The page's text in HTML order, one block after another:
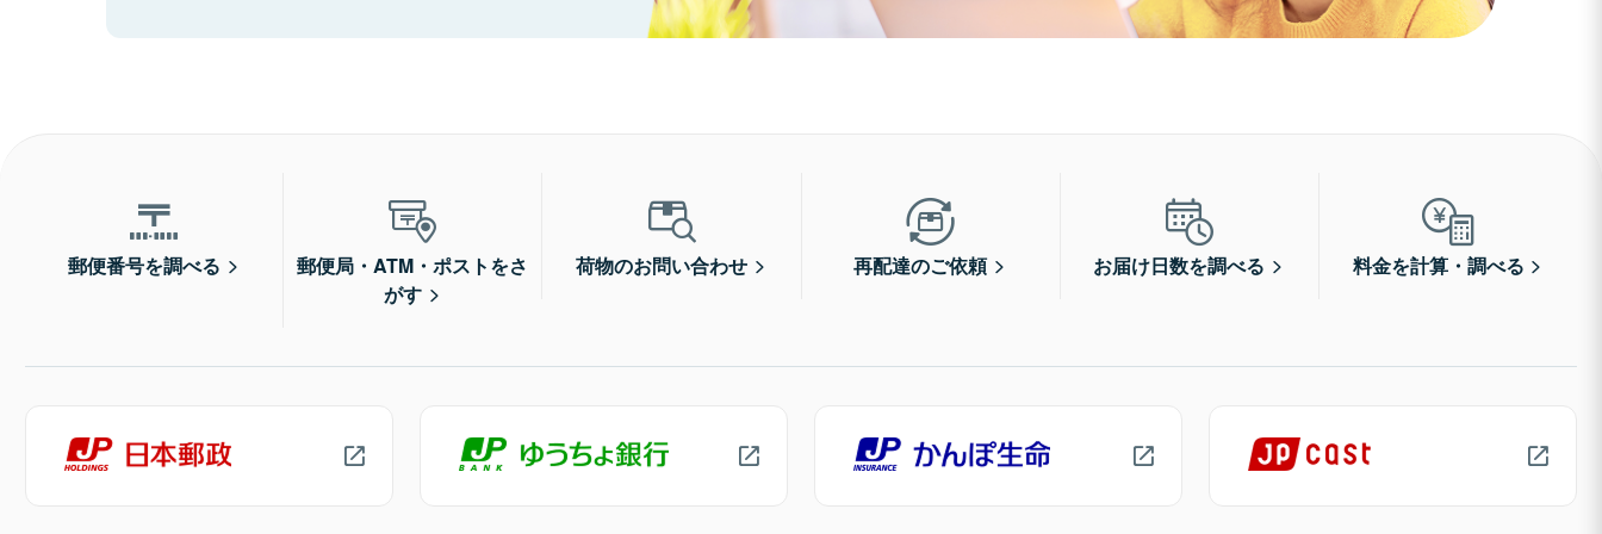
郵便番号を調べる
郵便局・ATM・ポストをさ
がす
荷物のお問い合わせ 再配達のご依頼 お届け日数を調べる 料金を計算・調べる